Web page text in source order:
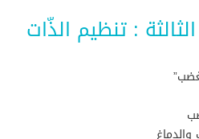
: تنظيم الذّات